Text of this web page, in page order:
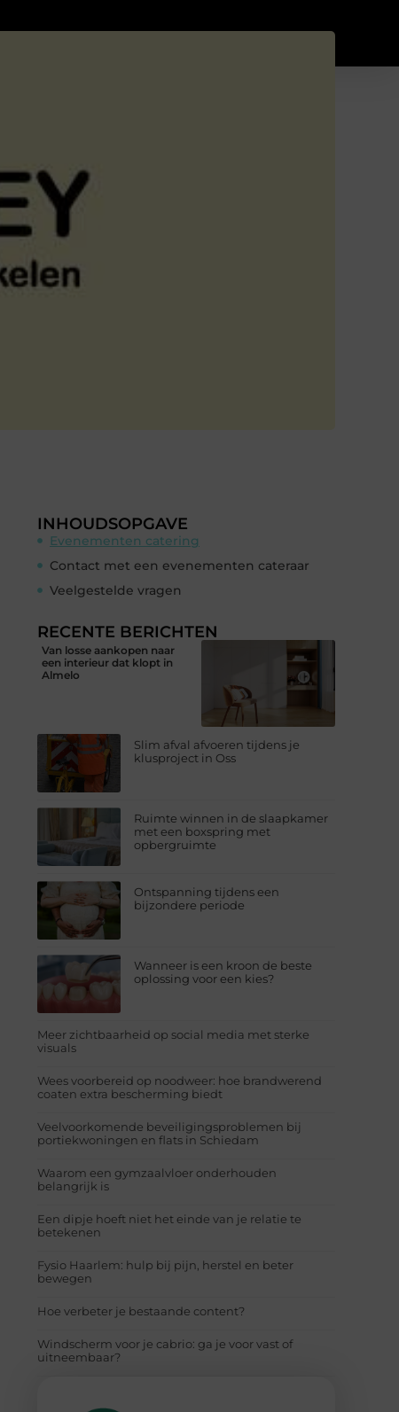
INHOUDSOPGAVE
Evenementen catering
Contact met een evenementen cateraar
Veelgestelde vragen
RECENTE BERICHTEN
Van losse aankopen naar
een interieur dat klopt in
Almelo
Slim afval afvoeren tijdens je
klusproject in Oss
Ruimte winnen in de slaapkamer
met een boxspring met
opbergruimte
Ontspanning tijdens een
bijzondere periode
Wanneer is een kroon de beste
oplossing voor een kies?
Meer zichtbaarheid op social media met sterke
visuals
Wees voorbereid op noodweer: hoe brandwerend
coaten extra bescherming biedt
Veelvoorkomende beveiligingsproblemen bij
portiekwoningen en flats in Schiedam
Waarom een gymzaalvloer onderhouden
belangrijk is
Een dipje hoeft niet het einde van je relatie te
betekenen
Fysio Haarlem: hulp bij pijn, herstel en beter
bewegen
Hoe verbeter je bestaande content?
Windscherm voor je cabrio: ga je voor vast of
uitneembaar?